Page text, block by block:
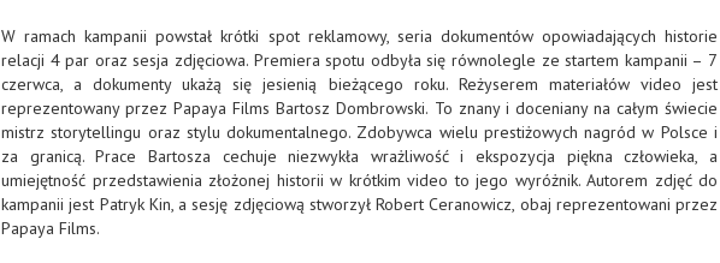
W ramach kampanii powstał krótki spot reklamowy, seria dokumentów opowiadających historie
relacji 4 par oraz sesja zdjęciowa. Premiera spotu odbyła się równolegle ze startem kampanii – 7
czerwca, a dokumenty ukażą się jesienią bieżącego roku. Reżyserem materiałów video jest
reprezentowany przez Papaya Films Bartosz Dombrowski. To znany i doceniany na całym świecie
mistrz storytellingu oraz stylu dokumentalnego. Zdobywca wielu prestiżowych nagród w Polsce i
za granicą. Prace Bartosza cechuje niezwykła wrażliwość i ekspozycja piękna człowieka, a
umiejętność przedstawienia złożonej historii w krótkim video to jego wyróżnik. Autorem zdjęć do
kampanii jest Patryk Kin, a sesję zdjęciową stworzył Robert Ceranowicz, obaj reprezentowani przez
Papaya Films.